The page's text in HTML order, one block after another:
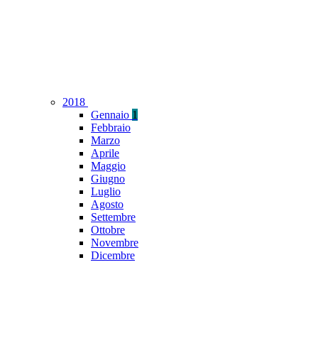
2018
Gennaio 1
Febbraio
Marzo
Aprile
Maggio
Giugno
Luglio
Agosto
Settembre
Ottobre
Novembre
Dicembre